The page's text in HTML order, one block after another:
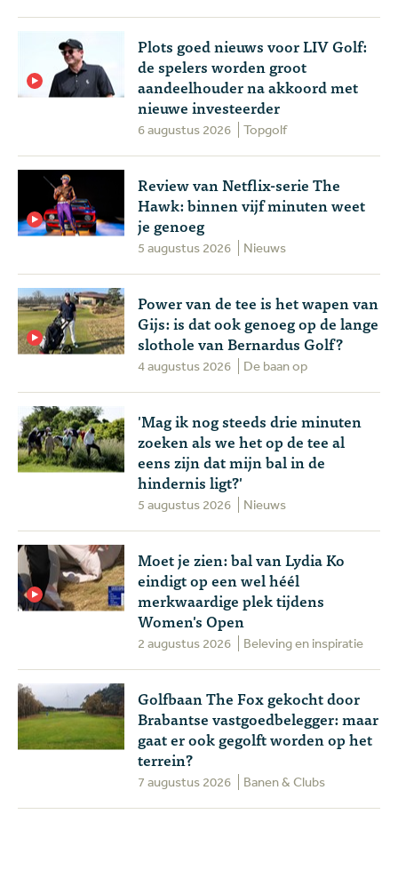
Plots goed nieuws voor LIV Golf:
de spelers worden groot
aandeelhouder na akkoord met
nieuwe investeerder
6 augustus 2026 Topgolf
Review van Netflix-serie The
Hawk: binnen vijf minuten weet
je genoeg
5 augustus 2026 Nieuws
Power van de tee is het wapen van
Gijs: is dat ook genoeg op de lange
slothole van Bernardus Golf?
4 augustus 2026 De baan op
'Mag ik nog steeds drie minuten
zoeken als we het op de tee al
eens zijn dat mijn bal in de
hindernis ligt?'
5 augustus 2026 Nieuws
Moet je zien: bal van Lydia Ko
eindigt op een wel héél
merkwaardige plek tijdens
Women's Open
2 augustus 2026 Beleving en inspiratie
Golfbaan The Fox gekocht door
Brabantse vastgoedbelegger: maar
gaat er ook gegolft worden op het
terrein?
7 augustus 2026 Banen & Clubs